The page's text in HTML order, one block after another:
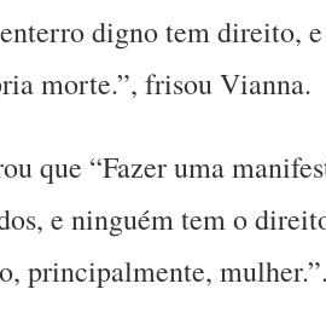
digno tem direito,
morte.”, frisou Vianna.
que “Fazer uma
e ninguém tem o
principalmente,